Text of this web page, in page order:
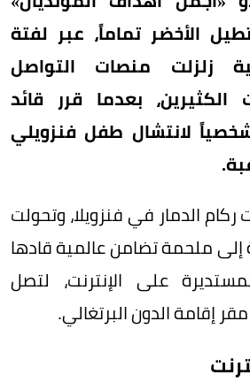
الأخضر تماماً، عبر لفتة
زلزلت منصات التواصل
الكثيرين، بعدما قرر قائد
شخصياً لانتشال طفل فنزويلي
الدمار في فنزويلا، وتحولت
ملحمة تضامن عالمية قادها
على الإنترنت، لتصل
إقامة الدون البرتغالي.